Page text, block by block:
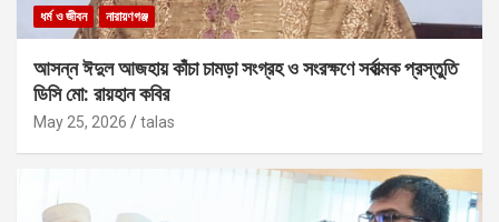
ধর্ম ও জীবন নারায়ণগঞ্জ
আসন্ন ঈদুল আজহায় কাঁচা চামড়া সংগ্রহ ও সংরক্ষণে সর্বাত্মক প্রস্তুতি
ডিসি মো: রায়হান কবির
May 25, 2026 talas